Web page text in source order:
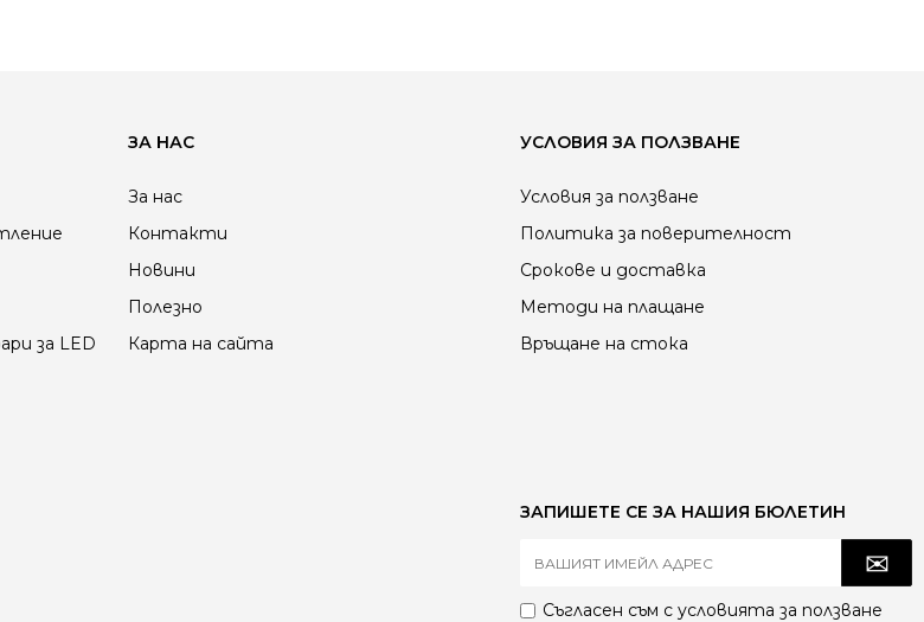
за LED
ЗА НАС
За нас
Контакти
Новини
Полезно
Карта на сайта
УСЛОВИЯ ЗА ПОЛЗВАНЕ
Условия за ползване
Политика за поверителност
Срокове и доставка
Методи на плащане
Връщане на стока
ЗАПИШЕТЕ СЕ ЗА НАШИЯ БЮЛЕТИН
Съгласен съм с условията за ползване